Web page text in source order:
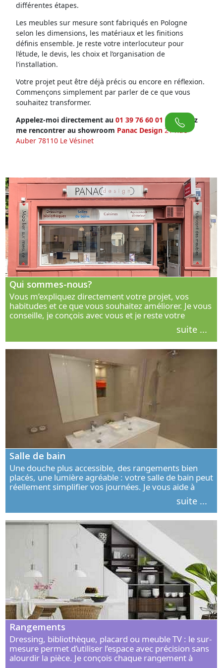
différentes étapes.
Les meubles sur mesure sont fabriqués en Pologne
selon les dimensions, les matériaux et les finitions
définis ensemble. Je reste votre interlocuteur pour
l’étude, le devis, les choix et l’organisation de
l’installation.
Votre projet peut être déjà précis ou encore en réflexion.
Commençons simplement par parler de ce que vous
souhaitez transformer.
Appelez-moi directement au 01 39 76 60 01 ou venez
me rencontrer au showroom Panac Design 21 Rue
Auber 78110 Le Vésinet
Qui sommes-nous?
Vous m’expliquez directement votre projet, vos
habitudes et ce que vous souhaitez améliorer. Je vous
conseille, je conçois avec vous et je reste votre
interlocuteur principal. Découvrez ma façon de vous
suite ...
Salle de bain
Une douche plus accessible, des rangements bien
placés, une lumière agréable : votre salle de bain peut
réellement simplifier vos journées. Je vous aide à
concevoir un espace élégant, confortable et adapté à
suite ...
Rangements
Dressing, bibliothèque, placard ou meuble TV : le sur-
mesure permet d’utiliser l’espace avec précision sans
alourdir la pièce. Je conçois chaque rangement à